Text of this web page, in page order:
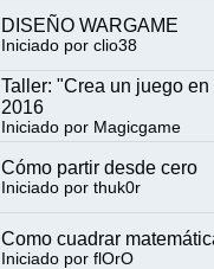
DISEÑO WARGAME
Iniciado por clio38
Taller: "Crea un juego
2016
Iniciado por Magicgame
Cómo partir desde cero
Iniciado por thuk0r
Como cuadrar
Iniciado por flOrO